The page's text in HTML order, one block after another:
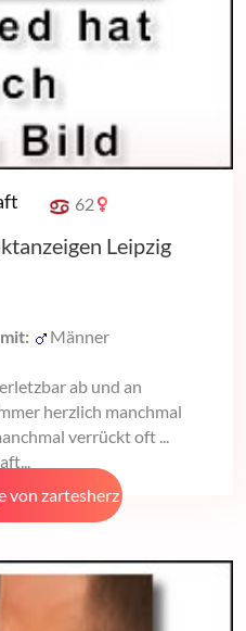
62
Leipzig
Männer
ab und an
herzlich manchmal
verrückt oft ...
von zartesherz